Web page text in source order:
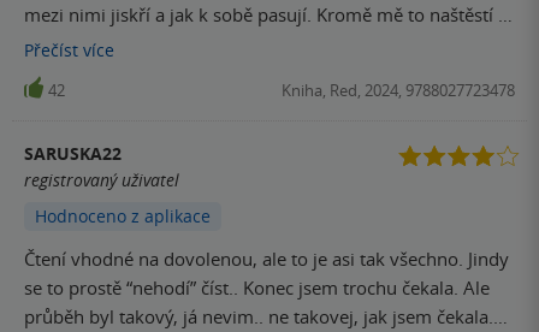
mezi nimi jiskří a jak k sobě pasují. Kromě mě to naštěstí ví
i jejich kamarádi a já celou dobu doufala, že to zjistí i oni
dva. Krásná obálka úplně láká k odpočinkové a
romantické knize, ale uvnitř to vlastně tak jednoduché není
přehodnotit priority☺️. O knížce se teď hodně mluví a
rozhodně si tu pozornost zaslouží.
Přečíst více
42 Kniha, Red, 2024, 9788027723478
SARUSKA22
registrovaný uživatel
Hodnoceno z aplikace
Čtení vhodné na dovolenou, ale to je asi tak všechno. Jindy
se to prostě “nehodí” číst.. Konec jsem trochu čekala. Ale
průběh byl takový, já nevim.. ne takovej, jak jsem čekala.